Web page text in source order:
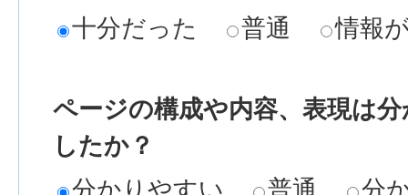
十分だった
普通 情報
ページの構成や内容、表現は
したか？